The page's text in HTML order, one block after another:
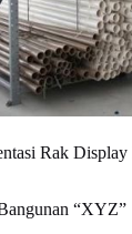
Rak
“XYZ”